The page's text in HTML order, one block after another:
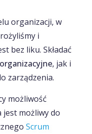
organizacji, w
i
bez liku. Składać
organizacyjne, jak i
zarządzenia.
możliwość
jest możliwy do
Scrum